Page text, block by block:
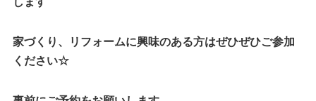
家づくり、リフォームに興味のある方はぜひぜひご参加
ください☆